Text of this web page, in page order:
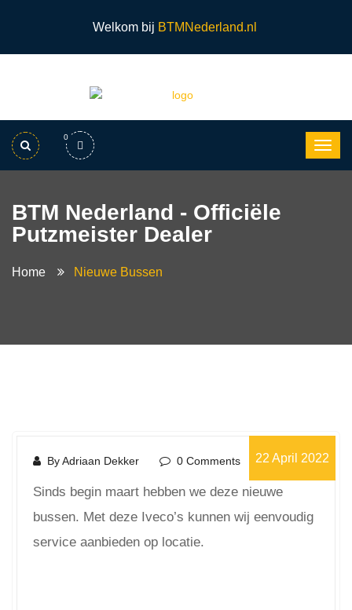
Welkom bij BTMNederland.nl
0
BTM Nederland - Officiële
Putzmeister Dealer
Home Nieuwe Bussen
22 April 2022
By Adriaan Dekker 0 Comments
Sinds begin maart hebben we deze nieuwe
bussen. Met deze Iveco’s kunnen wij eenvoudig
service aanbieden op locatie.